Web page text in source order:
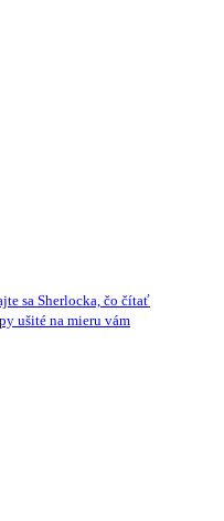
sa Sherlocka, čo čítať
ušité na mieru vám